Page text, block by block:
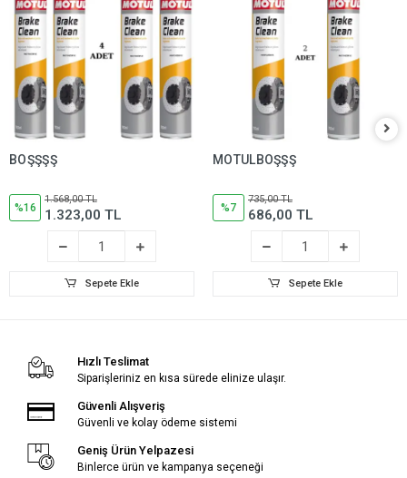
BOŞŞŞŞ
%16
1.568,00 TL
1.323,00 TL
Sepete Ekle
MOTULBOŞŞŞ
%7
735,00 TL
686,00 TL
Sepete Ekle
Hızlı Teslimat
Siparişleriniz en kısa sürede elinize ulaşır.
Güvenli Alışveriş
Güvenli ve kolay ödeme sistemi
Geniş Ürün Yelpazesi
Binlerce ürün ve kampanya seçeneği